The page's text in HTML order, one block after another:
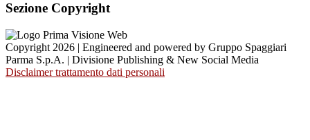
Sezione Copyright
Copyright 2026 | Engineered and powered by Gruppo Spaggiari
Parma S.p.A. | Divisione Publishing & New Social Media
Disclaimer trattamento dati personali